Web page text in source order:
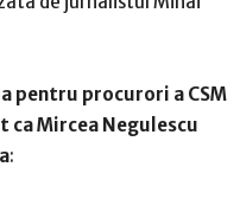
pentru procurori a CSM
Mircea Negulescu
: